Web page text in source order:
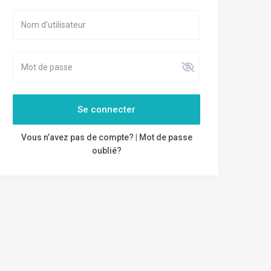
Se connecter
Vous n’avez pas de compte?
Mot de passe
oublié?